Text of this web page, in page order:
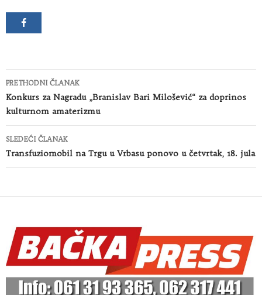
Kretanje
članaka
PRETHODNI ČLANAK
Konkurs za Nagradu „Branislav Bari Milošević“ za doprinos
kulturnom amaterizmu
SLEDEĆI ČLANAK
Transfuziomobil na Trgu u Vrbasu ponovo u četvrtak, 18. jula